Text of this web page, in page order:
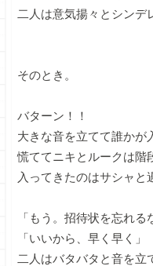
二人は意気揚々とシンデ
そのとき。
バターン！！
大きな音を立てて誰かが
慌ててニキとルークは階
入ってきたのはサシャと
「もう。招待状を忘れる
「いいから、早く早く」
二人はバタバタと音を立